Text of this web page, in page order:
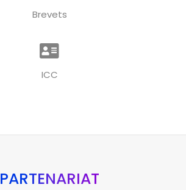
Brevets
ICC
PARTENARIAT